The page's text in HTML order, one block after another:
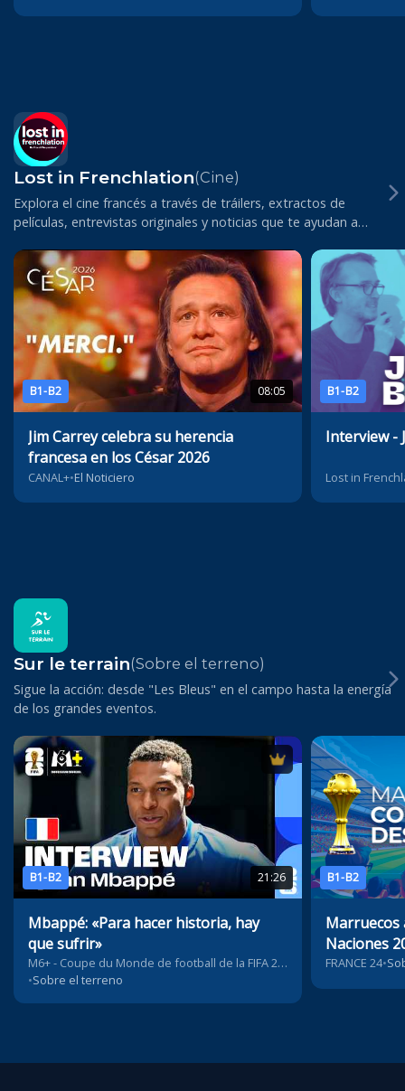
Lost in Frenchlation(Cine)
Explora el cine francés a través de tráilers, extractos de
películas, entrevistas originales y noticias que te ayudan a
B1-B2 08:05
Jim Carrey celebra su herencia
francesa en los César 2026
CANAL+•El Noticiero
B1-B2
Interview -
Lost in
Sur le terrain(Sobre el terreno)
Sigue la acción: desde "Les Bleus" en el campo hasta la energía
de los grandes eventos.
B1-B2 21:26
Mbappé: «Para hacer historia, hay
que sufrir»
M6+ - Coupe du Monde de football de la FIFA 2026™
•Sobre el terreno
B1-B2
Marruecos
Naciones
FRANCE 24•